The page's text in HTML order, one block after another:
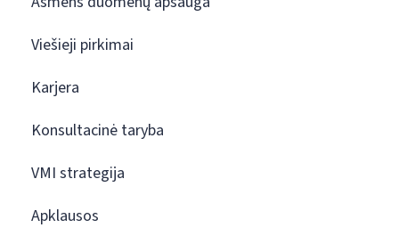
Viešieji pirkimai
Karjera
Konsultacinė taryba
VMI strategija
Apklausos